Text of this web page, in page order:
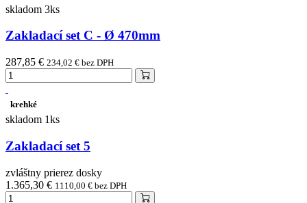
skladom 3ks
Zakladací set C - Ø 470mm
287,85 € 234,02 € bez DPH
krehké
skladom 1ks
Zakladací set 5
zvláštny prierez dosky
1.365,30 € 1110,00 € bez DPH